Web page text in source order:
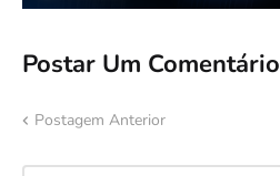
Postar Um Comentário
Postagem Anterior